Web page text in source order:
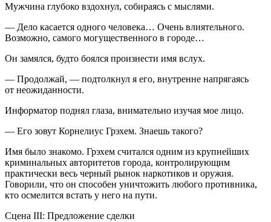
Мужчина глубоко вздохнул, собираясь с мыслями.
— Дело касается одного человека… Очень влиятельного.
Возможно, самого могущественного в городе…
Он замялся, будто боялся произнести имя вслух.
— Продолжай, — подтолкнул я его, внутренне напрягаясь
от неожиданности.
Информатор поднял глаза, внимательно изучая мое лицо.
— Его зовут Корнелиус Грэхем. Знаешь такого?
Имя было знакомо. Грэхем считался одним из крупнейших
криминальных авторитетов города, контролирующим
практически весь черный рынок наркотиков и оружия.
Говорили, что он способен уничтожить любого противника,
кто осмелится встать у него на пути.
Сцена III: Предложение сделки